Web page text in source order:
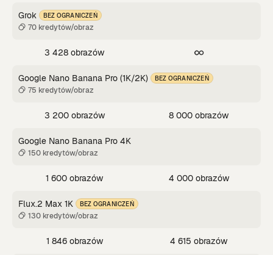
Grok BEZ OGRANICZEŃ
70 kredytów/obraz
3 428 obrazów
Google Nano Banana Pro (1K/2K) BEZ OGRANICZEŃ
75 kredytów/obraz
3 200 obrazów 8 000 obrazów
Google Nano Banana Pro 4K
150 kredytów/obraz
1 600 obrazów 4 000 obrazów
Flux.2 Max 1K BEZ OGRANICZEŃ
130 kredytów/obraz
1 846 obrazów 4 615 obrazów